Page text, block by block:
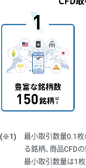
(※1)
最小取引数量0.1枚
る銘柄、商品CFD
最小取引数量は1枚